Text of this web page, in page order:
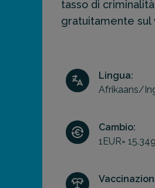
PREVENTIVO
tasso di
gratuitamente sul
Lingua:
Afrikaans/
Cambio:
1EUR=